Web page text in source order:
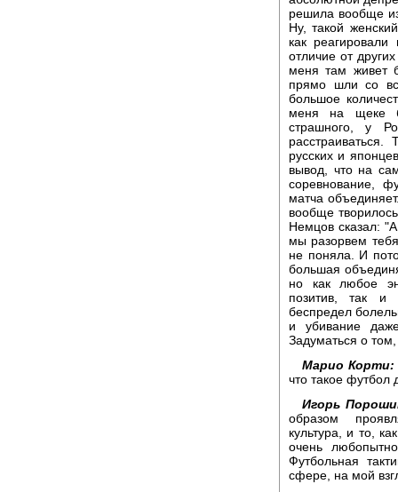
решила вообще
Ну, такой
как
отличие от
меня там живет
прямо шли со
большое
меня на щеке
страшного, у
русских и
вывод, что на
соревнование,
матча
вообще
Немцов сказал:
мы разорвем
не поняла. И
большая
но как любое
позитив, так и
беспредел
и убивание
Задуматься о
Марио Корти:
что такое футбол
Игорь
образом
культура, и то,
очень
Футбольная
сфере, на мой